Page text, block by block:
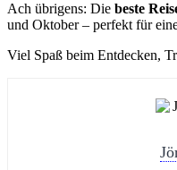
Ach übrigens: Die beste
und Oktober – perfekt für
Viel Spaß beim Entdecken,